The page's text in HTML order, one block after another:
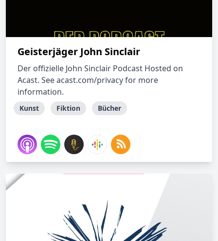
Geisterjäger John Sinclair
Der offizielle John Sinclair Podcast Hosted on
Acast. See acast.com/privacy for more
information.
Kunst Fiktion Bücher